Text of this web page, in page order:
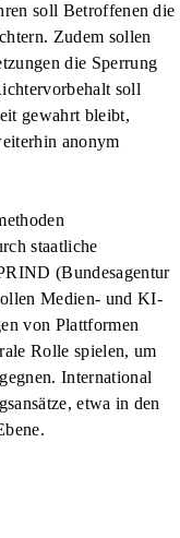
soll Betroffenen die
Zudem sollen
die Sperrung
soll
gewahrt bleibt,
anonym
staatliche
(Bundesagentur
Medien- und KI-
von Plattformen
Rolle spielen, um
International
etwa in den